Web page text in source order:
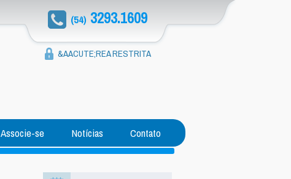
(54) 3293.1609
&AACUTE;REA RESTRITA
Associe-se Notícias Contato